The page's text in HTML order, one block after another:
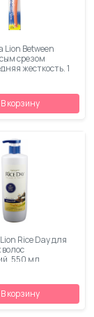
Lion Between
срезом
жесткость, 1
В корзину
Rice Day для
550 мл
В корзину